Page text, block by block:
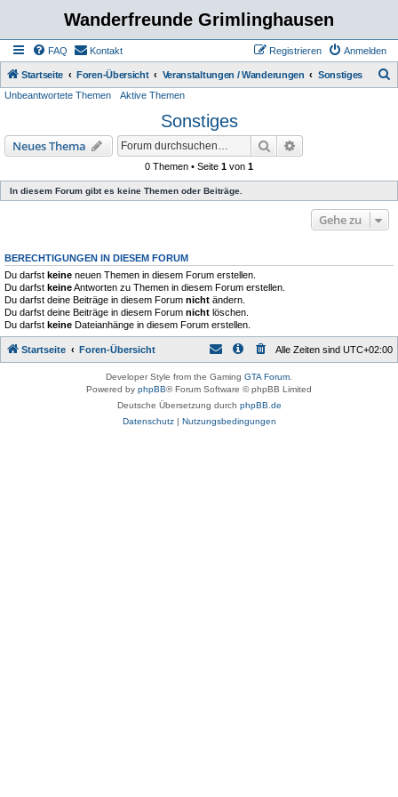
Wanderfreunde Grimlinghausen
FAQ Kontakt Anmelden
Registrieren
Startseite Foren-Übersicht Veranstaltungen / Wanderungen Sonstiges
Unbeantwortete Themen Aktive Themen
Sonstiges
Neues Thema Suche
0 Themen • Seite 1 von 1
In diesem Forum gibt es keine Themen oder Beiträge.
Gehe zu
BERECHTIGUNGEN IN DIESEM FORUM
Du darfst keine neuen Themen in diesem Forum erstellen.
Du darfst keineAntworten zu Themen in diesem Forum erstellen.
Du darfst deine Beiträge in diesem Forum nicht ändern.
Du darfst deine Beiträge in diesem Forum nicht löschen.
Du darfst keine Dateianhänge in diesem Forum erstellen.
Startseite Foren-Übersicht Alle Zeiten sind UTC+02:00
Developer Style from the Gaming GTA Forum
Powered by phpBB® Forum Software © phpBB Limited
Deutsche Übersetzung durch phpBB.de
Datenschutz| Nutzungsbedingungen